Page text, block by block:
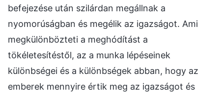
befejezése után szilárdan megállnak a
nyomorúságban és megélik az igazságot. Ami
megkülönbözteti a meghódítást a
tökéletesítéstől, az a munka lépéseinek
különbségei és a különbségek abban, hogy az
emberek mennyire értik meg az igazságot és